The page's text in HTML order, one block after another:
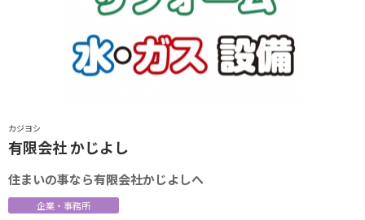
カジヨシ
有限会社 かじよし
住まいの事なら有限会社かじよしへ
企業・事務所